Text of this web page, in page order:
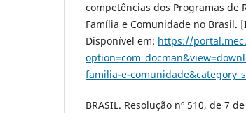
competências dos Programas de
Família e Comunidade no Brasil.
Disponível em: https://
familia-e-
BRASIL. Resolução nº 510, de 7